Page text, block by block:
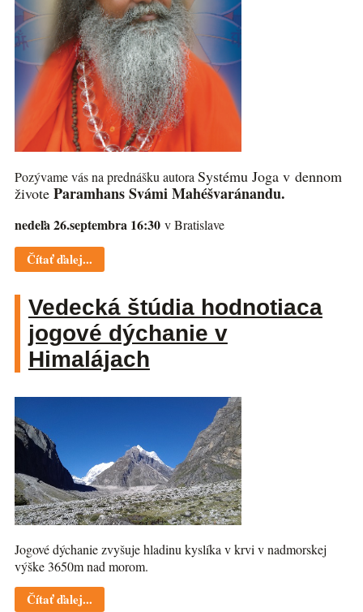
Pozývame vás na prednášku autora Systému Joga v dennom
živote Paramhans Svámi Mahéšvaránandu.
nedeľa 26.septembra 16:30 v Bratislave
Čítať ďalej...
Vedecká štúdia hodnotiaca
jogové dýchanie v
Himalájach
Jogové dýchanie zvyšuje hladinu kyslíka v krvi v nadmorskej
výške 3650m nad morom.
Čítať ďalej...